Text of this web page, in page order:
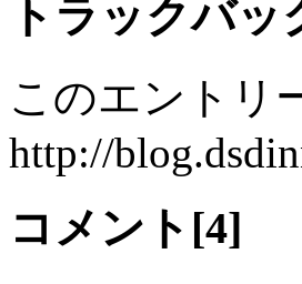
トラックバッ
このエントリ
http://
コメント[4]